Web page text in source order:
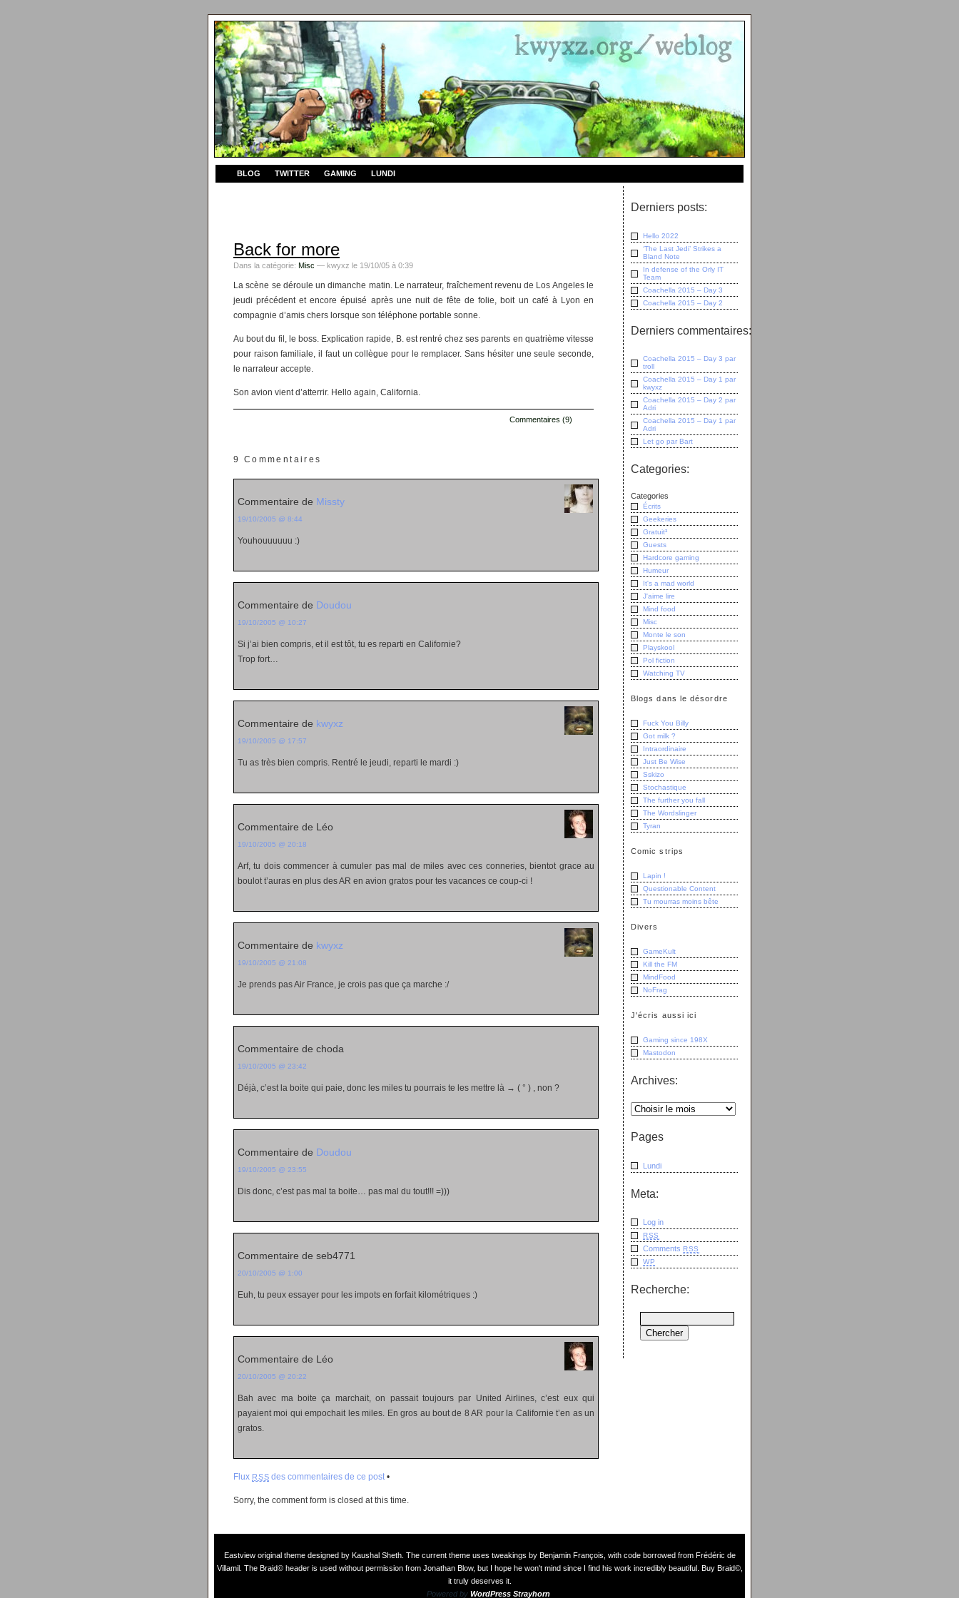
BLOG TWITTER GAMING LUNDI
Back for more
Dans la catégorie: Misc — kwyxz le 19/10/05 à 0:39
La scène se déroule un dimanche matin. Le narrateur, fraîchement revenu de Los Angeles le
jeudi précédent et encore épuisé après une nuit de fête de folie, boit un café à Lyon en
compagnie d’amis chers lorsque son téléphone portable sonne.
Au bout du fil, le boss. Explication rapide, B. est rentré chez ses parents en quatrième vitesse
pour raison familiale, il faut un collègue pour le remplacer. Sans hésiter une seule seconde,
le narrateur accepte.
Son avion vient d’atterrir. Hello again, California.
Commentaires (9)
9 Commentaires
Commentaire de Missty
19/10/2005 @ 8:44
Youhouuuuuu :)
Commentaire de Doudou
19/10/2005 @ 10:27
Si j’ai bien compris, et il est tôt, tu es reparti en Californie?
Trop fort…
Commentaire de kwyxz
19/10/2005 @ 17:57
Tu as très bien compris. Rentré le jeudi, reparti le mardi :)
Commentaire de Léo
19/10/2005 @ 20:18
Arf, tu dois commencer à cumuler pas mal de miles avec ces conneries, bientot grace au
boulot t’auras en plus des AR en avion gratos pour tes vacances ce coup-ci !
Commentaire de kwyxz
19/10/2005 @ 21:08
Je prends pas Air France, je crois pas que ça marche :/
Commentaire de choda
19/10/2005 @ 23:42
Déjà, c’est la boite qui paie, donc les miles tu pourrais te les mettre là → ( ° ) , non ?
Commentaire de Doudou
19/10/2005 @ 23:55
Dis donc, c’est pas mal ta boite… pas mal du tout!!! =)))
Commentaire de seb4771
20/10/2005 @ 1:00
Euh, tu peux essayer pour les impots en forfait kilométriques :)
Commentaire de Léo
20/10/2005 @ 20:22
Bah avec ma boite ça marchait, on passait toujours par United Airlines, c’est eux qui
payaient moi qui empochait les miles. En gros au bout de 8 AR pour la Californie t’en as un
gratos.
Flux RSS des commentaires de ce post•
Sorry, the comment form is closed at this time.
Derniers posts:
Hello 2022
‘The Last Jedi’ Strikes a
Bland Note
In defense of the Orly IT
Team
Coachella 2015 – Day 3
Coachella 2015 – Day 2
Derniers commentaires:
Coachella 2015 – Day 3 par
troll
Coachella 2015 – Day 1 par
kwyxz
Coachella 2015 – Day 2 par
Adri
Coachella 2015 – Day 1 par
Adri
Let go par Bart
Categories:
Categories
Écrits
Geekeries
Gratuit³
Guests
Hardcore gaming
Humeur
It's a mad world
J'aime lire
Mind food
Misc
Monte le son
Playskool
Pol fiction
Watching TV
Blogs dans le désordre
Fuck You Billy
Got milk ?
Intraordinaire
Just Be Wise
Sskizo
Stochastique
The further you fall
The Wordslinger
Tyran
Comic strips
Lapin !
Questionable Content
Tu mourras moins bête
Divers
GameKult
Kill the FM
MindFood
NoFrag
J'écris aussi ici
Gaming since 198X
Mastodon
Archives:
Pages
Lundi
Meta:
Log in
RSS
Comments RSS
WP
Recherche:
Eastview original theme designed by Kaushal Sheth. The current theme uses tweakings by Benjamin François , with code borrowed from Frédéric de
Villamil. The Braid© header is used without permission from Jonathan Blow, but I hope he won't mind since I find his work incredibly beautiful. Buy Braid©,
it truly deserves it.
Powered by WordPress Strayhorn